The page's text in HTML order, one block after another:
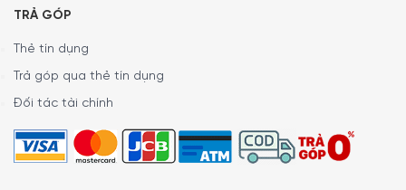
đơn hàng với quý khách.
TRẢ GÓP
Thẻ tín dụng
Trả góp qua thẻ tín dụng
Đối tác tài chính